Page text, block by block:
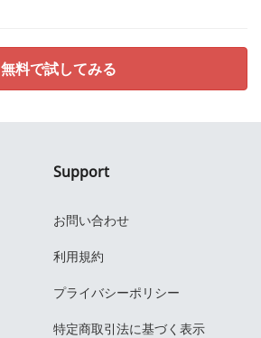
無料で試してみる
Support
お問い合わせ
利用規約
プライバシーポリシー
特定商取引法に基づく表示